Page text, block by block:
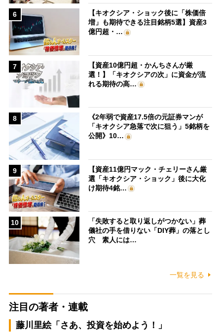
6
【キオクシア・ショック後に「株価倍
増」も期待できる注目銘柄5選】資産3
億円超・…
7
【資産10億円超・かんちさんが厳
選！】「キオクシアの次」に資金が流
れる期待の高…
8
《2年弱で資産17.5倍の元証券マンが
「キオクシア急落で次に狙う」5銘柄を
公開》10…
9
【資産11億円マック・チェリーさん厳
選「キオクシア・ショック」後に大化
け期待4銘…
10
「失敗すると取り返しがつかない」葬
儀社の手を借りない「DIY葬」の落とし
穴 素人には…
一覧を見る
注目の著者・連載
藤川里絵「さあ、投資を始めよう！」